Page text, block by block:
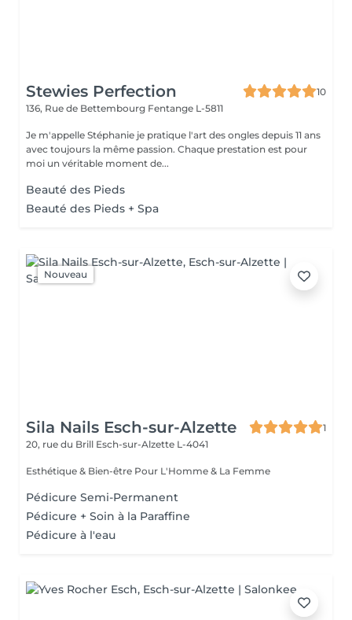
Stewies Perfection
10
136, Rue de Bettembourg Fentange L-5811
Je m'appelle Stéphanie je pratique l'art des ongles depuis 11 ans
avec toujours la même passion. Chaque prestation est pour
moi un véritable moment de...
Beauté des Pieds
Beauté des Pieds + Spa
Nouveau
Sila Nails Esch-sur-Alzette
1
20, rue du Brill Esch-sur-Alzette L-4041
Esthétique & Bien-être Pour L'Homme & La Femme
Pédicure Semi-Permanent
Pédicure + Soin à la Paraffine
Pédicure à l'eau